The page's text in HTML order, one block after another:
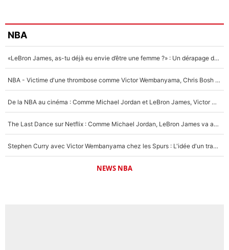
NBA
«LeBron James, as-tu déjà eu envie d’être une femme ?» : Un dérapage de Donald Trump sur la superstar de la NBA refait surface
NBA - Victime d'une thrombose comme Victor Wembanyama, Chris Bosh prévient le Français des risques sur sa santé : «J’ai failli mourir sur le coup et j’ai été ramené à la vie»
De la NBA au cinéma : Comme Michael Jordan et LeBron James, Victor Wembanyama rêve d'une carrière d'acteur !
The Last Dance sur Netflix : Comme Michael Jordan, LeBron James va avoir le droit à sa série !
Stephen Curry avec Victor Wembanyama chez les Spurs : L'idée d'un trade historique est lancée en NBA !
NEWS NBA